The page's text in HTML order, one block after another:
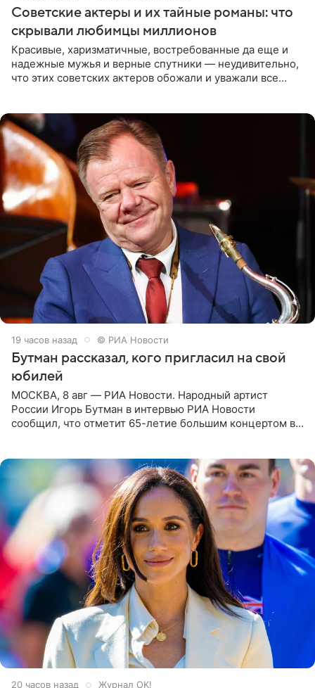
Советские актеры и их тайные романы: что
скрывали любимцы миллионов
Красивые, харизматичные, востребованные да еще и
надежные мужья и верные спутники — неудивительно,
что этих советских актеров обожали и уважали все
19 часов назад © РИА Новости
Бутман рассказал, кого пригласил на свой
юбилей
МОСКВА, 8 авг — РИА Новости. Народный артист
России Игорь Бутман в интервью РИА Новости
сообщил, что отметит 65-летие большим концертом в
20 часов назад Журнал OK!